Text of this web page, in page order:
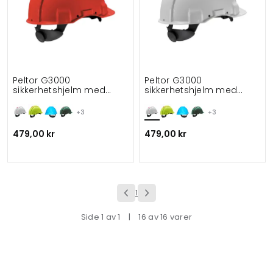
+3
Peltor G3000
sikkerhetshjelm med
479,00 kr
+3
Peltor G3000
sikkerhetshjelm med
479,00 kr
1
Side 1 av 1 | 16 av 16 varer